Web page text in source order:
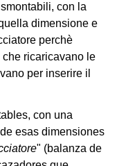
con la
dimensione e
perchè
ricaricavano le
per inserire il
con una
esas dimensiones
" (balanza de